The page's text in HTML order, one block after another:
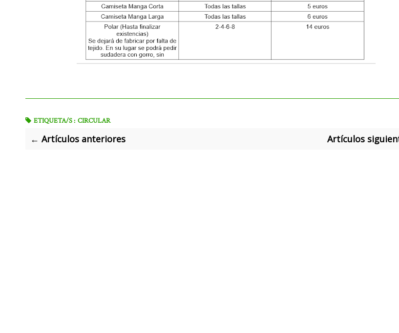
ETIQUETA/S : CIRCULAR
← Artículos anteriores Artículos